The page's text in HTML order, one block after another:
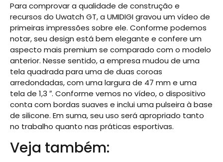
Para comprovar a qualidade de construção e
recursos do Uwatch GT, a UMIDIGI gravou um vídeo de
primeiras impressões sobre ele. Conforme podemos
notar, seu design está bem elegante e confere um
aspecto mais premium se comparado com o modelo
anterior. Nesse sentido, a empresa mudou de uma
tela quadrada para uma de duas coroas
arredondadas, com uma largura de 47 mm e uma
tela de 1,3 ″. Conforme vemos no vídeo, o dispositivo
conta com bordas suaves e inclui uma pulseira à base
de silicone. Em suma, seu uso será apropriado tanto
no trabalho quanto nas práticas esportivas.
Veja também: